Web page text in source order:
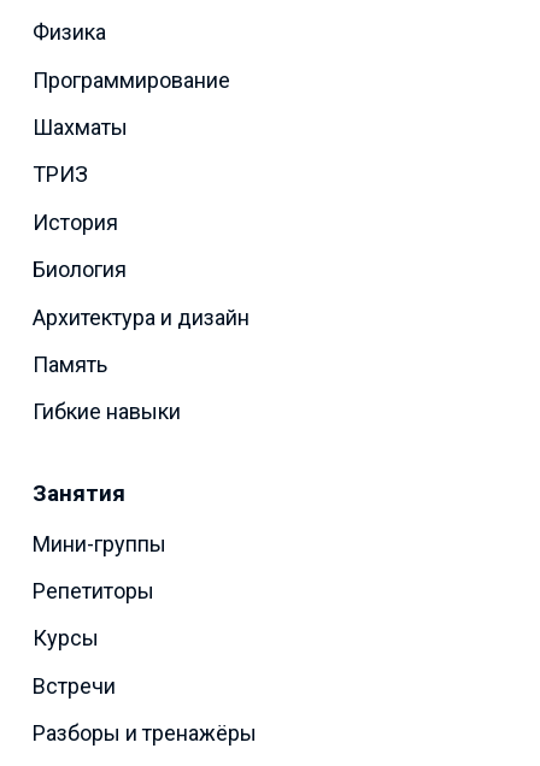
Физика
Программирование
Шахматы
ТРИЗ
История
Биология
Архитектура и дизайн
Память
Гибкие навыки
Занятия
Мини-группы
Репетиторы
Курсы
Встречи
Разборы и тренажёры